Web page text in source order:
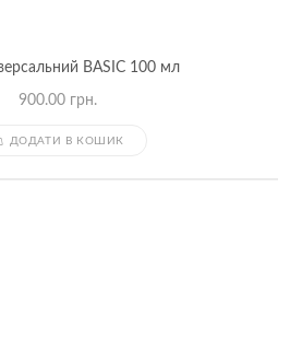
BASIC 100 мл
900.00 грн.
ДОДАТИ В КОШИК